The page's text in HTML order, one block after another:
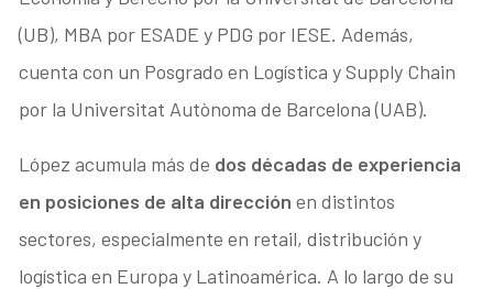
(UB), MBA por ESADE y PDG por IESE. Además,
cuenta con un Posgrado en Logística y Supply Chain
por la Universitat Autònoma de Barcelona (UAB).
López acumula más de dos décadas de experiencia
en posiciones de alta dirección en distintos
sectores, especialmente en retail, distribución y
logística en Europa y Latinoamérica. A lo largo de su